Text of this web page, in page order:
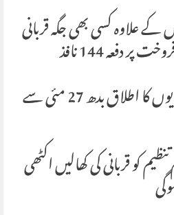
علاوہ کسی بھی جگہ قربانی
144 نافذ
دفعہ 144 کے تحت پابندیوں کا اطلاق بدھ 27 مئی سے
کو قربانی کی کھالیں اکٹھی